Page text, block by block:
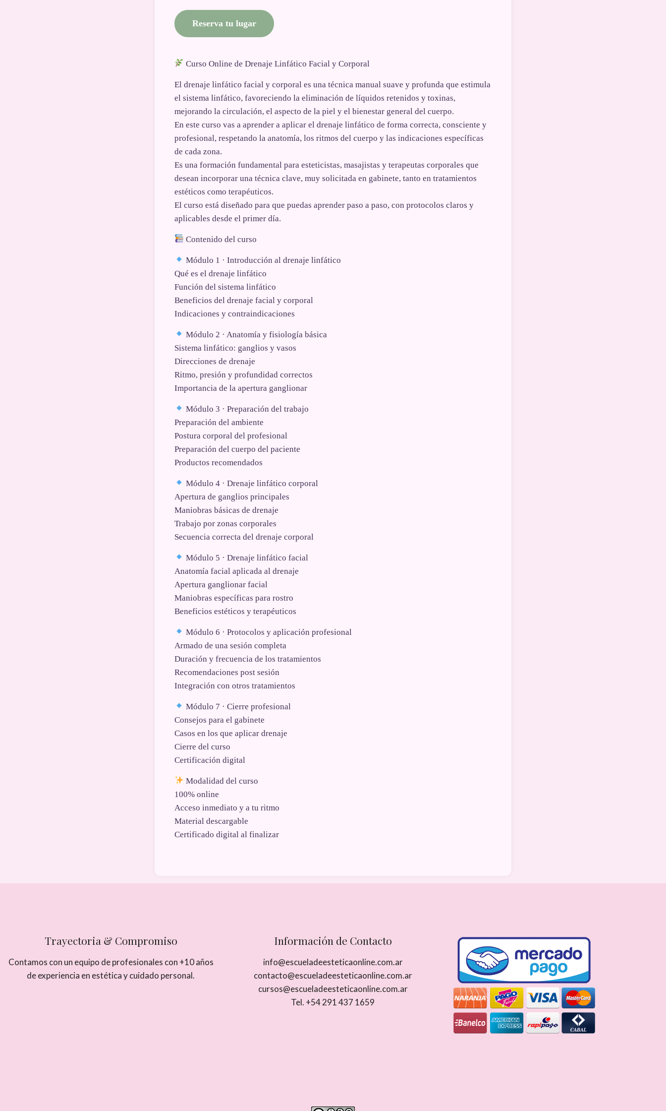
Reserva tu lugar
Curso Online de Drenaje Linfático Facial y Corporal
El drenaje linfático facial y corporal es una técnica manual suave y profunda que estimula
el sistema linfático, favoreciendo la eliminación de líquidos retenidos y toxinas,
mejorando la circulación, el aspecto de la piel y el bienestar general del cuerpo.
En este curso vas a aprender a aplicar el drenaje linfático de forma correcta, consciente y
profesional, respetando la anatomía, los ritmos del cuerpo y las indicaciones específicas
de cada zona.
Es una formación fundamental para esteticistas, masajistas y terapeutas corporales que
desean incorporar una técnica clave, muy solicitada en gabinete, tanto en tratamientos
estéticos como terapéuticos.
El curso está diseñado para que puedas aprender paso a paso, con protocolos claros y
aplicables desde el primer día.
Contenido del curso
Módulo 1 · Introducción al drenaje linfático
Qué es el drenaje linfático
Función del sistema linfático
Beneficios del drenaje facial y corporal
Indicaciones y contraindicaciones
Módulo 2 · Anatomía y fisiología básica
Sistema linfático: ganglios y vasos
Direcciones de drenaje
Ritmo, presión y profundidad correctos
Importancia de la apertura ganglionar
Módulo 3 · Preparación del trabajo
Preparación del ambiente
Postura corporal del profesional
Preparación del cuerpo del paciente
Productos recomendados
Módulo 4 · Drenaje linfático corporal
Apertura de ganglios principales
Maniobras básicas de drenaje
Trabajo por zonas corporales
Secuencia correcta del drenaje corporal
Módulo 5 · Drenaje linfático facial
Anatomía facial aplicada al drenaje
Apertura ganglionar facial
Maniobras específicas para rostro
Beneficios estéticos y terapéuticos
Módulo 6 · Protocolos y aplicación profesional
Armado de una sesión completa
Duración y frecuencia de los tratamientos
Recomendaciones post sesión
Integración con otros tratamientos
Módulo 7 · Cierre profesional
Consejos para el gabinete
Casos en los que aplicar drenaje
Cierre del curso
Certificación digital
Modalidad del curso
100% online
Acceso inmediato y a tu ritmo
Material descargable
Certificado digital al finalizar
Trayectoria & Compromiso
Contamos con un equipo de profesionales con +10 años
de experiencia en estética y cuidado personal.
Información de Contacto
info@escueladeesteticaonline.com.ar
contacto@escueladeesteticaonline.com.ar
cursos@escueladeesteticaonline.com.ar
Tel. +54 291 437 1659